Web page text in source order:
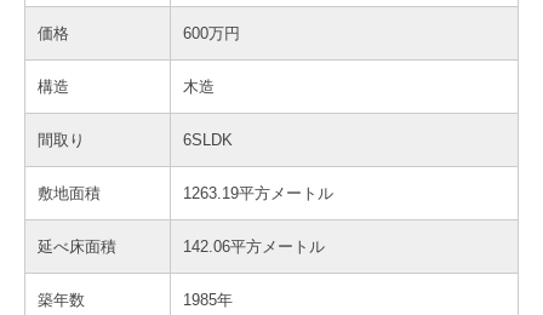
価格 600万円
構造 木造
間取り 6SLDK
敷地面積 1263.19平方メートル
延べ床面積 142.06平方メートル
築年数 1985年